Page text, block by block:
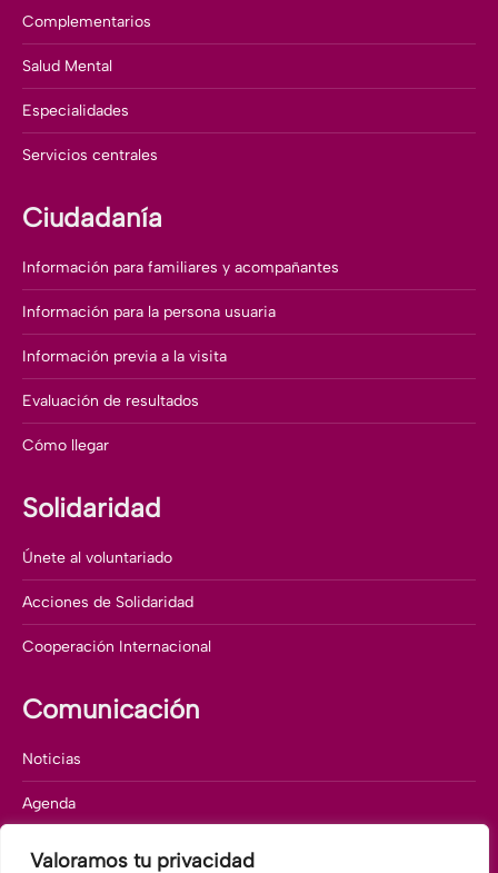
Valoramos tu privacidad
Complementarios
Salud Mental
Especialidades
Servicios centrales
Ciudadanía
Información para familiares y acompañantes
Información para la persona usuaria
Información previa a la visita
Evaluación de resultados
Cómo llegar
Solidaridad
Únete al voluntariado
Acciones de Solidaridad
Cooperación Internacional
Comunicación
Noticias
Agenda
Memorias corporativas